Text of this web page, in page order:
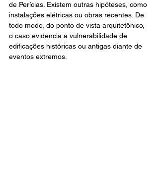
de Perícias. Existem outras hipóteses, como
instalações elétricas ou obras recentes. De
todo modo, do ponto de vista arquitetônico,
o caso evidencia a vulnerabilidade de
edificações históricas ou antigas diante de
eventos extremos.